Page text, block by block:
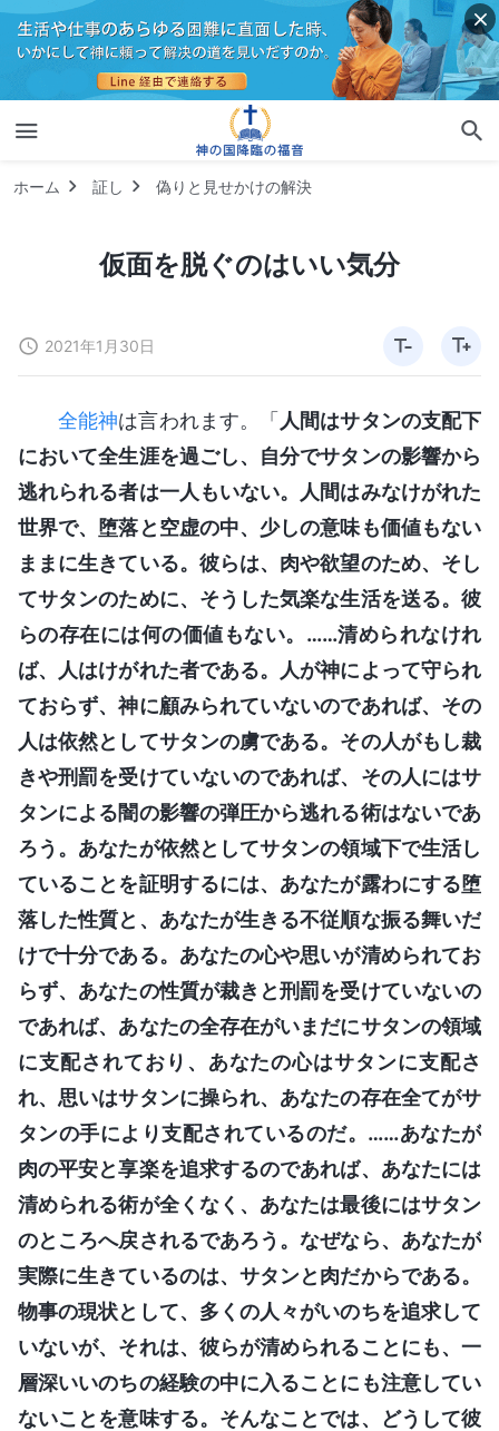
ホーム 証し 偽りと見せかけの解決
仮面を脱ぐのはいい気分
2021年1月30日
全能神は言われます。「人間はサタンの支配下
において全生涯を過ごし、自分でサタンの影響から
逃れられる者は一人もいない。人間はみなけがれた
世界で、堕落と空虚の中、少しの意味も価値もない
ままに生きている。彼らは、肉や欲望のため、そし
てサタンのために、そうした気楽な生活を送る。彼
らの存在には何の価値もない。……清められなけれ
ば、人はけがれた者である。人が神によって守られ
ておらず、神に顧みられていないのであれば、その
人は依然としてサタンの虜である。その人がもし裁
きや刑罰を受けていないのであれば、その人にはサ
タンによる闇の影響の弾圧から逃れる術はないであ
ろう。あなたが依然としてサタンの領域下で生活し
ていることを証明するには、あなたが露わにする堕
落した性質と、あなたが生きる不従順な振る舞いだ
けで十分である。あなたの心や思いが清められてお
らず、あなたの性質が裁きと刑罰を受けていないの
であれば、あなたの全存在がいまだにサタンの領域
に支配されており、あなたの心はサタンに支配さ
れ、思いはサタンに操られ、あなたの存在全てがサ
タンの手により支配されているのだ。……あなたが
肉の平安と享楽を追求するのであれば、あなたには
清められる術が全くなく、あなたは最後にはサタン
のところへ戻されるであろう。なぜなら、あなたが
実際に生きているのは、サタンと肉だからである。
物事の現状として、多くの人々がいのちを追求して
いないが、それは、彼らが清められることにも、一
層深いいのちの経験の中に入ることにも注意してい
ないことを意味する。そんなことでは、どうして彼